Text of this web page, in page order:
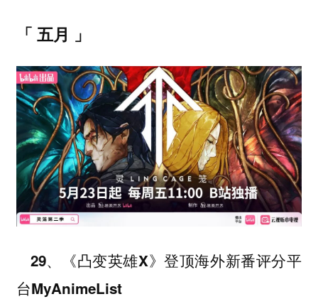
「 五月 」
29、《凸变英雄X》登顶海外新番评分平
台MyAnimeList